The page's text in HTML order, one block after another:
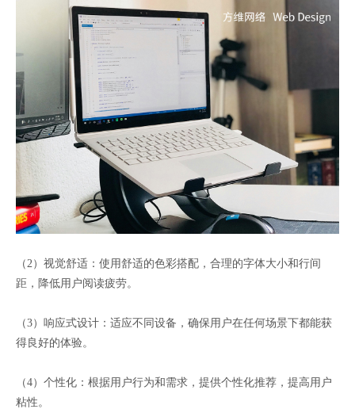
（2）视觉舒适：使用舒适的色彩搭配，合理的字体大小和行间
距，降低用户阅读疲劳。
（3）响应式设计：适应不同设备，确保用户在任何场景下都能获
得良好的体验。
（4）个性化：根据用户行为和需求，提供个性化推荐，提高用户
粘性。